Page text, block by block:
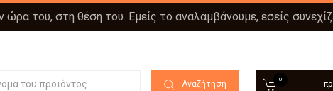
του, στη θέση του. Εμείς το αναλαμβάνουμε, εσείς
Αναζήτηση 0